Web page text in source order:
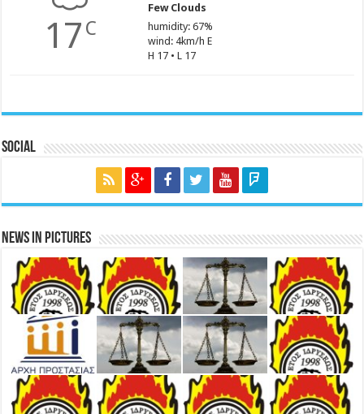
17 C
Few Clouds
humidity: 67%
wind: 4km/h E
H 17 • L 17
Social
News in Pictures